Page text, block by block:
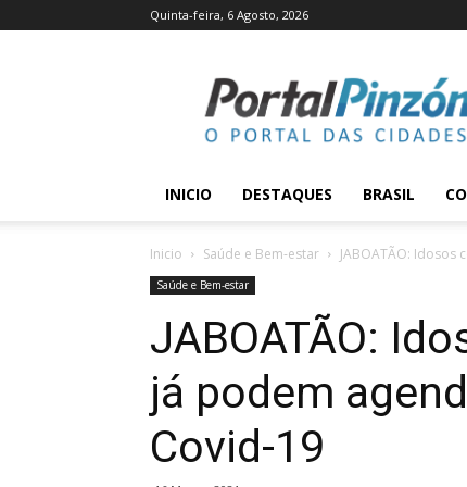
Quinta-feira, 6 Agosto, 2026
Pinzón
INICIO DESTAQUES BRASIL
Inicio Saúde e Bem-estar JABOATÃO: Idosos
Saúde e Bem-estar
JABOATÃO:
já podem
Covid-19